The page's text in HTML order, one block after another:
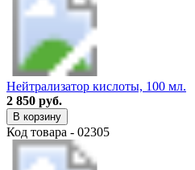
Нейтрализатор кислоты, 100 мл.
2 850 руб.
В корзину
Код товара - 02305